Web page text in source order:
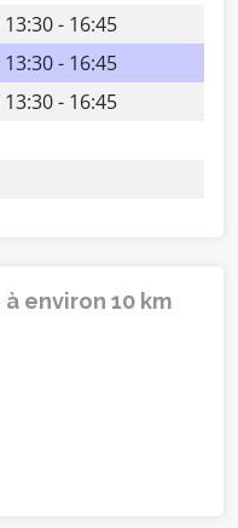
- 16:45
- 16:45
- 16:45
à environ 10 km